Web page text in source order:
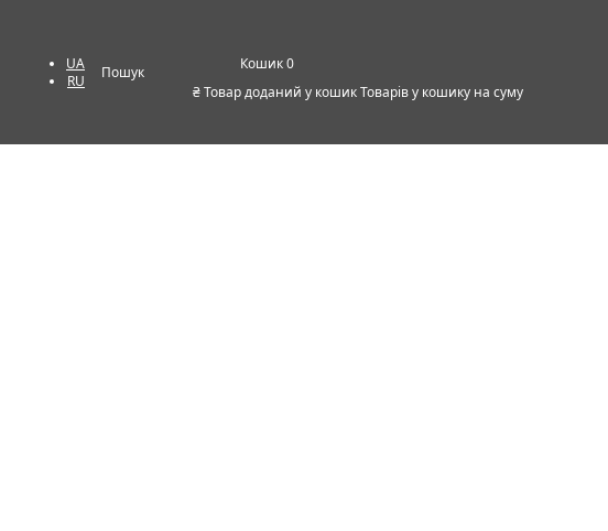
UA
RU
Пошук
0
₴Товар доданий у кошикТоварів у кошику на суму